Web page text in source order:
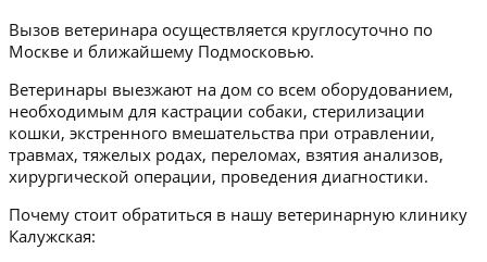
Вызов ветеринара осуществляется круглосуточно по
Москве и ближайшему Подмосковью.
Ветеринары выезжают на дом со всем оборудованием,
необходимым для кастрации собаки, стерилизации
кошки, экстренного вмешательства при отравлении,
травмах, тяжелых родах, переломах, взятия анализов,
хирургической операции, проведения диагностики.
Почему стоит обратиться в нашу ветеринарную клинику
Калужская: